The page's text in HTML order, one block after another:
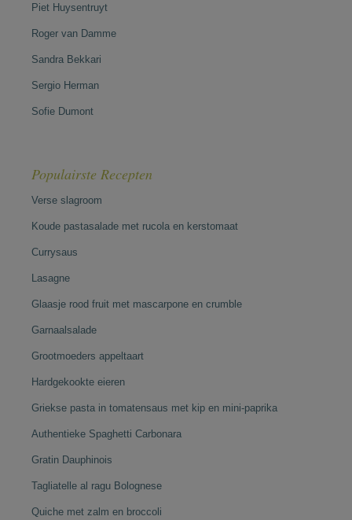
Piet Huysentruyt
Roger van Damme
Sandra Bekkari
Sergio Herman
Sofie Dumont
Populairste Recepten
Verse slagroom
Koude pastasalade met rucola en kerstomaat
Currysaus
Lasagne
Glaasje rood fruit met mascarpone en crumble
Garnaalsalade
Grootmoeders appeltaart
Hardgekookte eieren
Griekse pasta in tomatensaus met kip en mini-paprika
Authentieke Spaghetti Carbonara
Gratin Dauphinois
Tagliatelle al ragu Bolognese
Quiche met zalm en broccoli